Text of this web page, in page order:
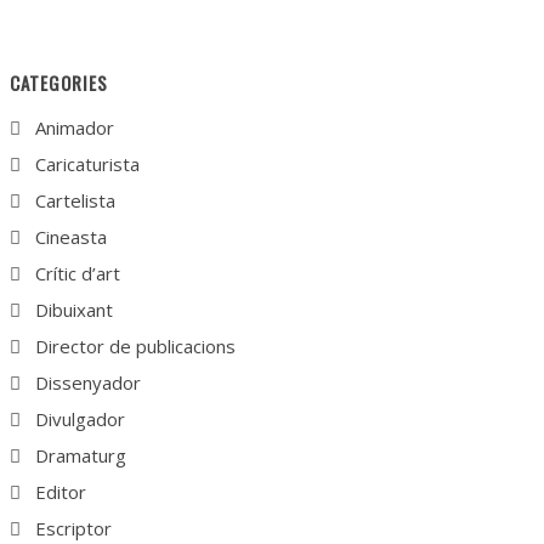
CATEGORIES
Animador
Caricaturista
Cartelista
Cineasta
Crític d’art
Dibuixant
Director de publicacions
Dissenyador
Divulgador
Dramaturg
Editor
Escriptor